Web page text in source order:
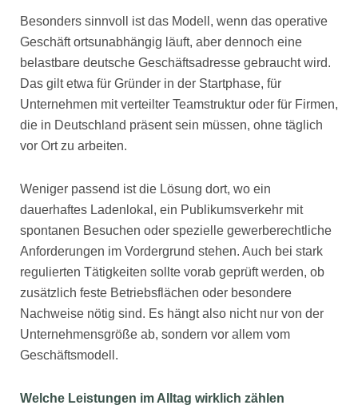
Besonders sinnvoll ist das Modell, wenn das operative
Geschäft ortsunabhängig läuft, aber dennoch eine
belastbare deutsche Geschäftsadresse gebraucht wird.
Das gilt etwa für Gründer in der Startphase, für
Unternehmen mit verteilter Teamstruktur oder für Firmen,
die in Deutschland präsent sein müssen, ohne täglich
vor Ort zu arbeiten.
Weniger passend ist die Lösung dort, wo ein
dauerhaftes Ladenlokal, ein Publikumsverkehr mit
spontanen Besuchen oder spezielle gewerberechtliche
Anforderungen im Vordergrund stehen. Auch bei stark
regulierten Tätigkeiten sollte vorab geprüft werden, ob
zusätzlich feste Betriebsflächen oder besondere
Nachweise nötig sind. Es hängt also nicht nur von der
Unternehmensgröße ab, sondern vor allem vom
Geschäftsmodell.
Welche Leistungen im Alltag wirklich zählen